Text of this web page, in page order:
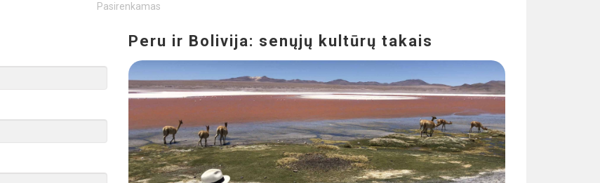
Pasirenkamas
Peru ir Bolivija: senųjų kultūrų takais